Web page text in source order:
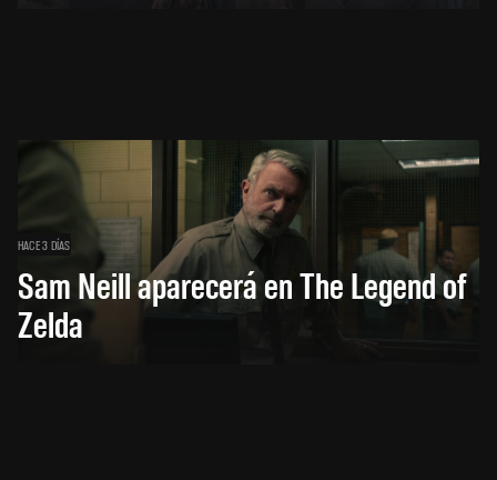
HACE 3 DÍAS
Sam Neill aparecerá en The Legend of
Zelda